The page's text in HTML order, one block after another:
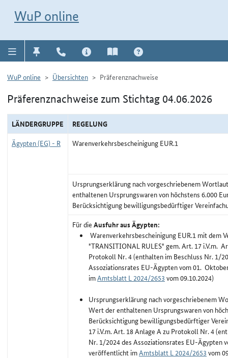
WuP online
WuP online Übersichten Präferenznachweise
Präferenznachweise zum Stichtag 04.06.2026
LÄNDERGRUPPE
REGELUNG
Ägypten (EG) - R
Warenverkehrsbescheinigung EUR.1
Ursprungserklärung nach vorgeschriebenem
enthaltenen Ursprungswaren von höchstens 6.000
Berücksichtigung bewilligungsbedürftiger
Für die Ausfuhr aus Ägypten:
Warenverkehrsbescheinigung EUR.1 mit dem
"TRANSITIONAL RULES" gem. Art. 17 i.V.m.
Protokoll Nr. 4 (enthalten im Beschluss Nr. 1/
Assoziationsrates EU-Ägypten vom 01.
imAmtsblatt L 2024/2653 vom 09.10.2024)
Ursprungserklärung nach vorgeschriebenem
Wert der enthaltenen Ursprungswaren von
Berücksichtigung bewilligungsbedürftiger
17 i.V.m. Art. 18 Anlage A zu Protokoll Nr. 4
Nr. 1/2024 des Assoziationsrates EU-Ägypten
veröffentlicht imAmtsblatt L 2024/2653 vom